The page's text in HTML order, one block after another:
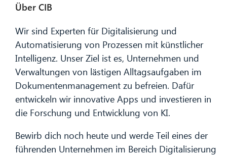
Über CIB
Wir sind Experten für Digitalisierung und
Automatisierung von Prozessen mit künstlicher
Intelligenz. Unser Ziel ist es, Unternehmen und
Verwaltungen von lästigen Alltagsaufgaben im
Dokumentenmanagement zu befreien. Dafür
entwickeln wir innovative Apps und investieren in
die Forschung und Entwicklung von KI.
Bewirb dich noch heute und werde Teil eines der
führenden Unternehmen im Bereich Digitalisierung